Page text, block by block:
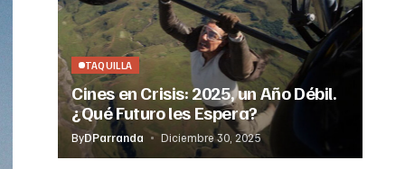
TAQUILLA
Cines en Crisis: 2025, un Año Débil.
¿Qué Futuro les Espera?
ByDParranda Diciembre 30, 2025